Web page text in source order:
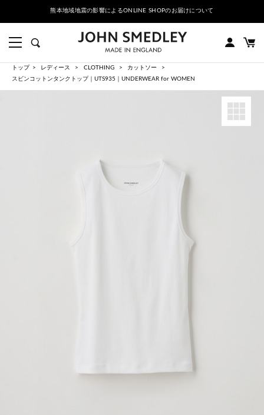
熊本地域地震の影響によるONLINE SHOPのお届けについて
トップ レディース CLOTHING
カットソー
スビンコットンタンクトップ｜UTS935｜UNDERWEAR for WOMEN